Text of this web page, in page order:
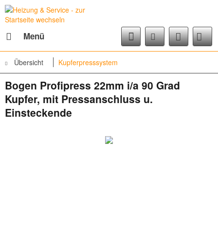
Menü
Übersicht Kupferpresssystem
Bogen Profipress 22mm i/a 90 Grad
Kupfer, mit Pressanschluss u.
Einsteckende